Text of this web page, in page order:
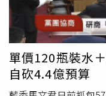
30萬元以上、300萬
至5年以下，併科罰
下，並將《動保法》
死亡情節重大者」併
金，以期有效嚇阻對
科、預謀虐殺、或公
單價120瓶裝水
自砍4.4億預算